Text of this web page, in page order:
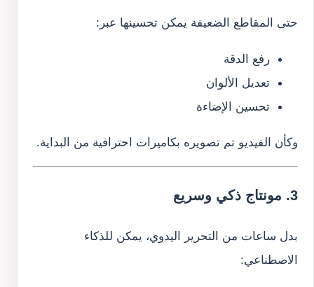
حتى المقاطع الضعيفة يمكن تحسينها عبر:
رفع الدقة
تعديل الألوان
تحسين الإضاءة
وكأن الفيديو تم تصويره بكاميرات احترافية من البداية.
3. مونتاج ذكي وسريع
بدل ساعات من التحرير اليدوي، يمكن للذكاء
الاصطناعي: